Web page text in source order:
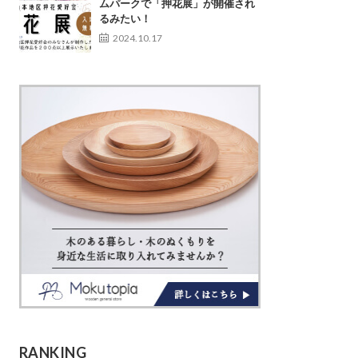
ムパークで「押花展」が開催され
るみたい！
2024.10.17
RANKING